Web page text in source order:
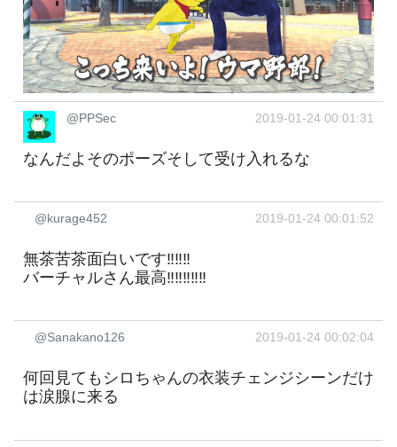
@PPSec 2019-01-24 00:01:31
なんだよそのポーズそして受け入れるな
@kurage452 2019-01-24 00:01:52
無茶苦茶面白いです‼‼‼
バーチャルさん最高‼‼‼‼‼
@Sanakano126 2019-01-24 00:02:04
何回見てもシロちゃんの衣装チェンジシーンだけ
は涙腺に来る